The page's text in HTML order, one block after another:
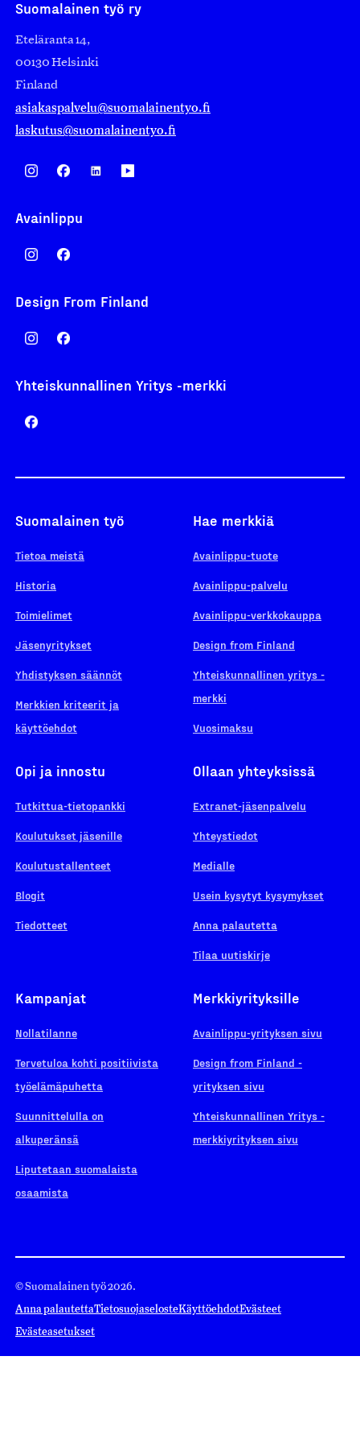
Suomalainen työ ry
Eteläranta 14,
00130 Helsinki
Finland
asiakaspalvelu@suomalainentyo.fi
laskutus@suomalainentyo.fi
Avainlippu
Design From Finland
Yhteiskunnallinen Yritys -merkki
Suomalainen työ
Tietoa meistä
Historia
Toimielimet
Jäsenyritykset
Yhdistyksen säännöt
Merkkien kriteerit ja
käyttöehdot
Hae merkkiä
Avainlippu-tuote
Avainlippu-palvelu
Avainlippu-verkkokauppa
Design from Finland
Yhteiskunnallinen yritys -
merkki
Vuosimaksu
Opi ja innostu
Tutkittua-tietopankki
Koulutukset jäsenille
Koulutustallenteet
Blogit
Tiedotteet
Ollaan yhteyksissä
Extranet-jäsenpalvelu
Yhteystiedot
Medialle
Usein kysytyt kysymykset
Anna palautetta
Tilaa uutiskirje
Kampanjat
Nollatilanne
Tervetuloa kohti positiivista
työelämäpuhetta
Suunnittelulla on
alkuperänsä
Liputetaan suomalaista
osaamista
Merkkiyrityksille
Avainlippu-yrityksen sivu
Design from Finland -
yrityksen sivu
Yhteiskunnallinen Yritys -
merkkiyrityksen sivu
© Suomalainen työ 2026.
Anna palautettaTietosuojaselosteKäyttöehdotEvästeet
Evästeasetukset